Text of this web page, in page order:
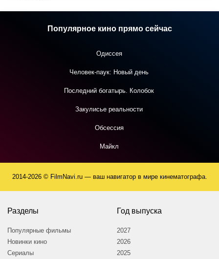
Популярное кино прямо сейчас
Одиссея
Человек-паук: Новый день
Последний богатырь. Колобок
Закулисье реальности
Обсессия
Майкл
2014-2026 © FilmNavi.ru — ваш навигатор в мире кинематографа.
Разделы
Популярные фильмы
Новинки кино
Сериалы
Год выпуска
2027
2026
2025